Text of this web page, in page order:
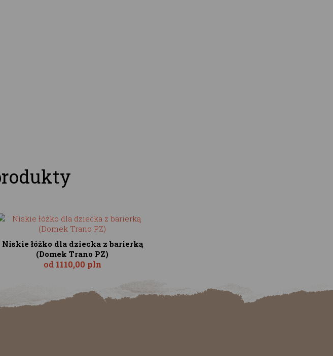
Niskie łóżko dla dziecka z barierką
(Domek Trano PZ)
od 1110,00 pln